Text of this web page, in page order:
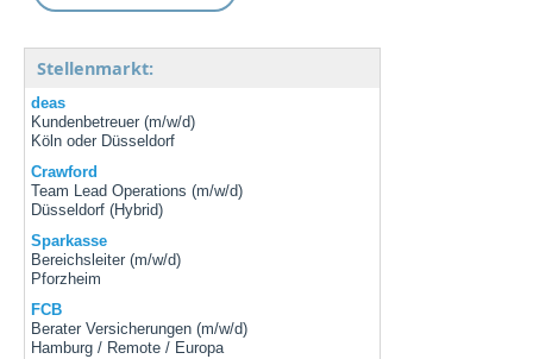
Stellenmarkt:
deas
Kundenbetreuer (m/w/d)
Köln oder Düsseldorf
Crawford
Team Lead Operations (m/w/d)
Düsseldorf (Hybrid)
Sparkasse
Bereichsleiter (m/w/d)
Pforzheim
FCB
Berater Versicherungen (m/w/d)
Hamburg / Remote / Europa